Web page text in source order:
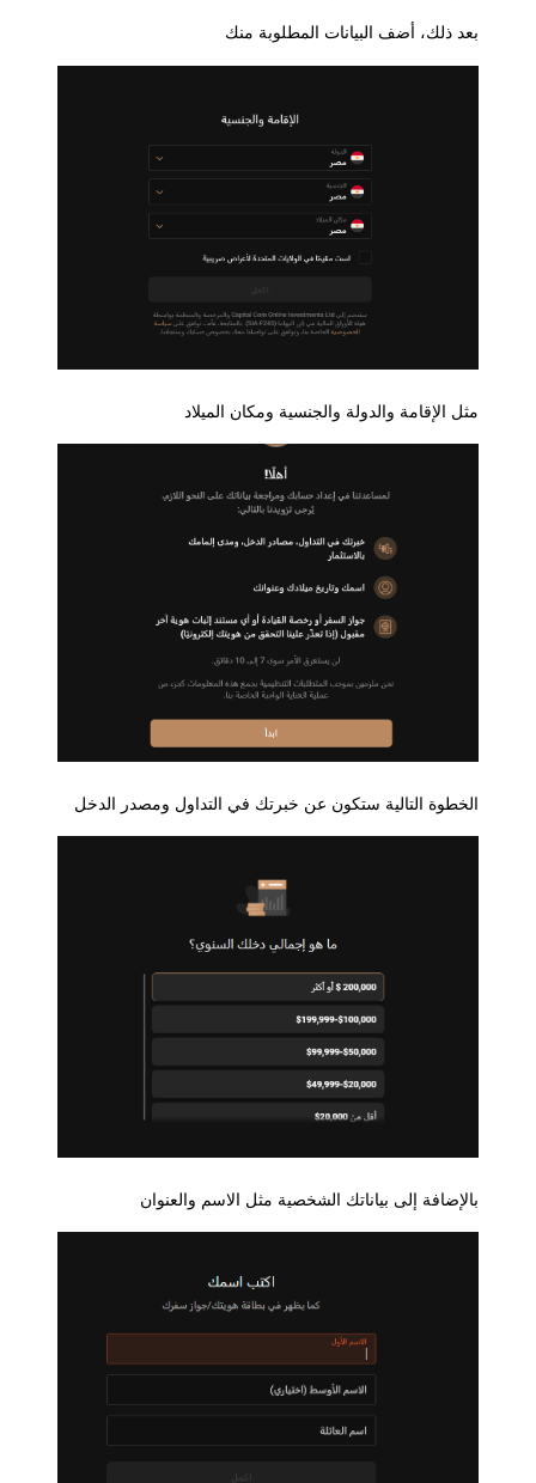
بعد ذلك، أضف البيانات المطلوبة منك
مثل الإقامة والدولة والجنسية ومكان الميلاد
الخطوة التالية ستكون عن خبرتك في التداول ومصدر الدخل
بالإضافة إلى بياناتك الشخصية مثل الاسم والعنوان